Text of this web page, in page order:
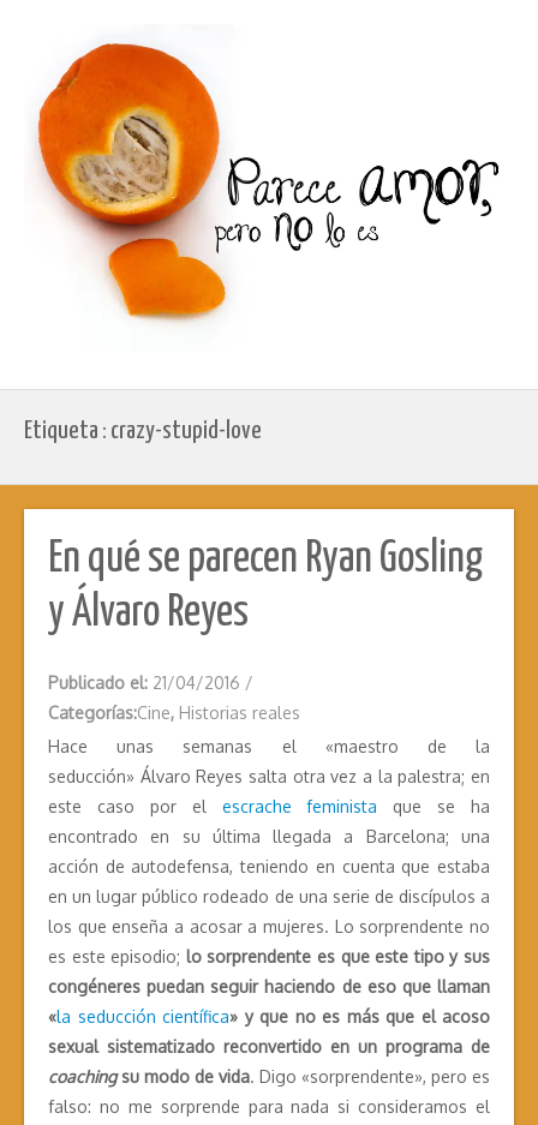
Etiqueta : crazy-stupid-love
En qué se parecen Ryan Gosling
y Álvaro Reyes
Publicado el: 21/04/2016 /
Categorías:Cine, Historias reales
Hace unas semanas el «maestro de la
seducción» Álvaro Reyes salta otra vez a la palestra; en
este caso por el escrache feminista que se ha
encontrado en su última llegada a Barcelona; una
acción de autodefensa, teniendo en cuenta que estaba
en un lugar público rodeado de una serie de discípulos a
los que enseña a acosar a mujeres. Lo sorprendente no
es este episodio; lo sorprendente es que este tipo y sus
congéneres puedan seguir haciendo de eso que llaman
«la seducción científica» y que no es más que el acoso
sexual sistematizado reconvertido en un programa de
coachingsu modo de vida. Digo «sorprendente», pero es
falso: no me sorprende para nada si consideramos el